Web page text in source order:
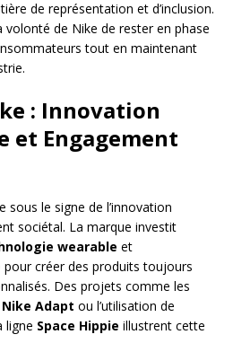
de représentation et d’inclusion.
de Nike de rester en phase
tout en maintenant
: Innovation
et Engagement
sous le signe de l’innovation
sociétal. La marque investit
wearable et
pour créer des produits toujours
Des projets comme les
Nike Adapt ou l’utilisation de
ligne Space Hippie illustrent cette